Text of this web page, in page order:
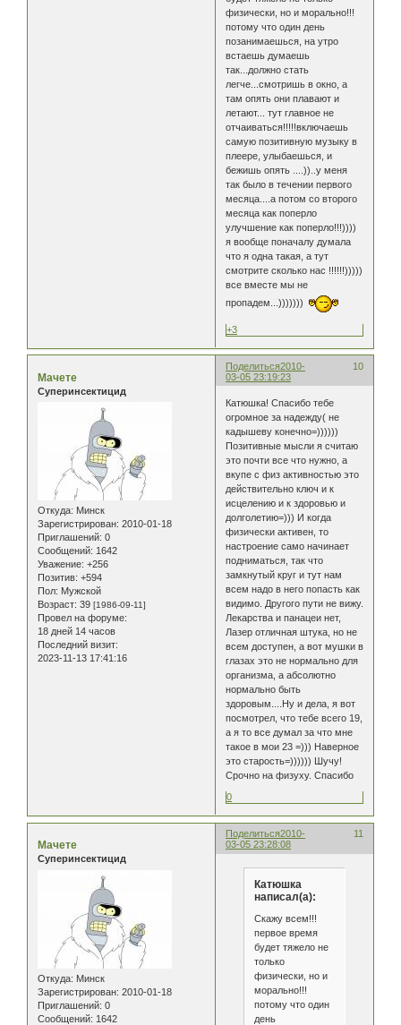
физически, но и морально!!!
потому что один день
позанимаешься, на утро
встаешь думаешь
так...должно стать
легче...смотришь в окно, а
там опять они плавают и
летают... тут главное не
отчаиваться!!!!!включаешь
самую позитивную музыку в
плеере, улыбаешься, и
бежишь опять ....))..у меня
так было в течении первого
месяца....а потом со второго
месяца как поперло
улучшение как поперло!!!))))
я вообще поначалу думала
что я одна такая, а тут
смотрите сколько нас !!!!!!)))))
все вместе мы не
пропадем...)))))))
+3
Поделиться 10
2010-
03-05 23:19:23
Мачете
Суперинсектицид
Откуда: Минск
Зарегистрирован: 2010-01-18
Приглашений: 0
Сообщений: 1642
Уважение: +256
Позитив: +594
Пол: Мужской
Возраст: 39 [1986-09-11]
Провел на форуме:
18 дней 14 часов
Последний визит:
2023-11-13 17:41:16
Катюшка! Спасибо тебе
огромное за надежду( не
кадышеву конечно=))))))
Позитивные мысли я считаю
это почти все что нужно, а
вкупе с физ активностью это
действительно ключ и к
исцелению и к здоровью и
долголетию=))) И когда
физически активен, то
настроение само начинает
подниматься, так что
замкнутый круг и тут нам
всем надо в него попасть как
видимо. Другого пути не вижу.
Лекарства и панацеи нет,
Лазер отличная штука, но не
всем доступен, а вот мушки в
глазах это не нормально для
организма, а абсолютно
нормально быть
здоровым....Ну и дела, я вот
посмотрел, что тебе всего 19,
а я то все думал за что мне
такое в мои 23 =))) Наверное
это старость=)))))) Шучу!
Срочно на физуху. Спасибо
0
Поделиться 11
2010-
03-05 23:28:08
Мачете
Суперинсектицид
Откуда: Минск
Зарегистрирован: 2010-01-18
Приглашений: 0
Сообщений: 1642
Катюшка
написал(а):
Скажу всем!!!
первое время
будет тяжело не
только
физически, но и
морально!!!
потому что один
день